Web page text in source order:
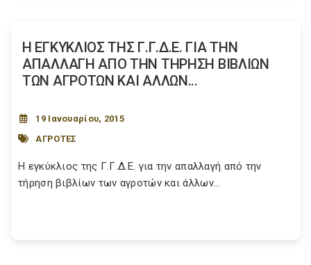
Η ΕΓΚΥΚΛΙΟΣ ΤΗΣ Γ.Γ.Δ.Ε. ΓΙΑ ΤΗΝ
ΑΠΑΛΛΑΓΗ ΑΠΟ ΤΗΝ ΤΗΡΗΣΗ ΒΙΒΛΙΩΝ
ΤΩΝ ΑΓΡΟΤΩΝ ΚΑΙ ΑΛΛΩΝ...
19 Ιανουαρίου, 2015
ΑΓΡΟΤΕΣ
Η εγκύκλιος της Γ.Γ.Δ.Ε. για την απαλλαγή από την
τήρηση βιβλίων των αγροτών και άλλων...